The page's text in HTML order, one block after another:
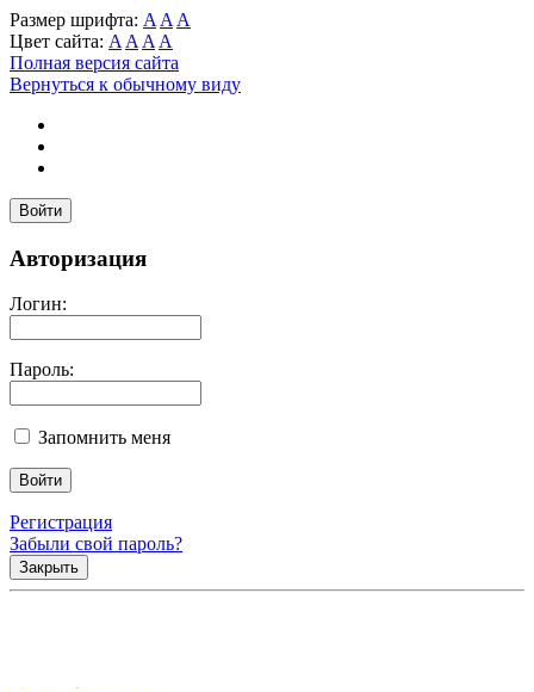
Размер шрифта: A A A
Цвет сайта: A A A A
Полная версия сайта
Вернуться к обычному виду
Войти
Авторизация
Логин:
Пароль:
Запомнить меня
Регистрация
Забыли свой пароль?
Закрыть